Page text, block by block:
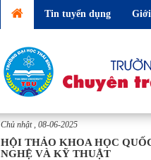
Tin tuyển dụng
Chủ nhật , 08-06-2025
HỘI THẢO KHOA HỌC
NGHỆ VÀ KỸ THUẬT